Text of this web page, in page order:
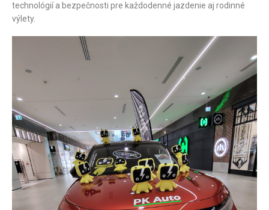
technológií a bezpečnosti pre každodenné jazdenie aj rodinné
výlety.